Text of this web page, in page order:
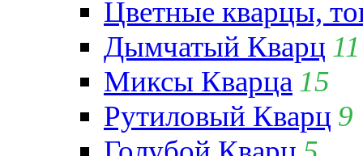
Цветные кварцы,
Дымчатый Кварц 11
Миксы Кварца 15
Рутиловый Кварц 9